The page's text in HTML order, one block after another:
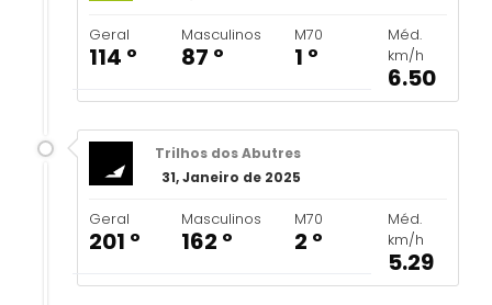
Geral
114 º
Masculinos
87 º
M70
1 º
Méd.
km/h
6.50
Trilhos dos Abutres
31, Janeiro de 2025
Geral
201 º
Masculinos
162 º
M70
2 º
Méd.
km/h
5.29